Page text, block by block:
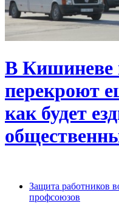
В Кишиневе
перекроют
как будет
Защита работников
профсоюзов